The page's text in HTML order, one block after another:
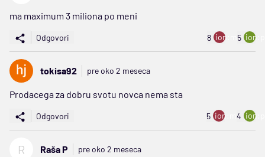
ma maximum 3 miliona po meni
Odgovori 8 ion:minus
5
tokisa92 pre oko 2 meseca
Prodacega za dobru svotu novca nema sta
Odgovori 5 ion:minus
4
R Raša P pre oko 2 meseca